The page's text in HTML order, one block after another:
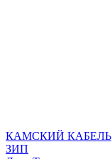
КАМСКИЙ КАБЕЛЬ
ЗИП